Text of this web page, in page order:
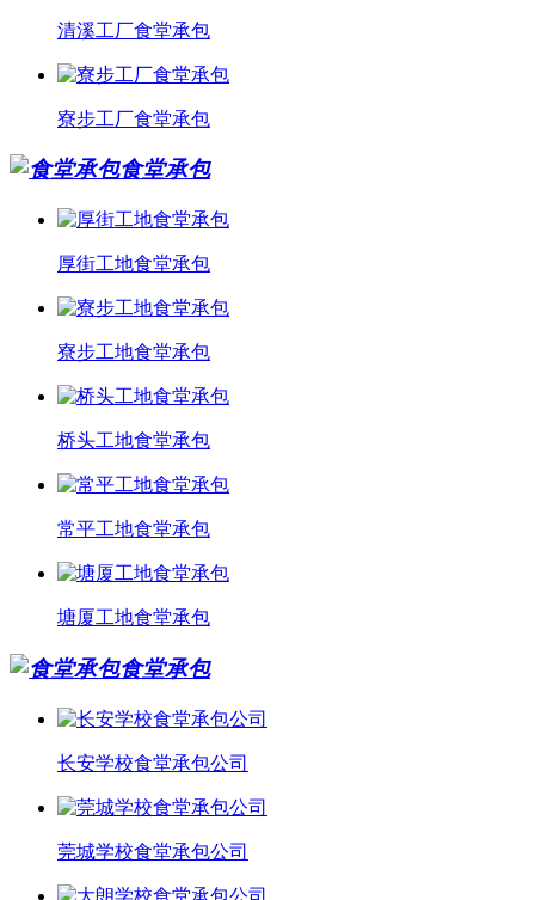
清溪工厂食堂承包
寮步工厂食堂承包
食堂承包
厚街工地食堂承包
寮步工地食堂承包
桥头工地食堂承包
常平工地食堂承包
塘厦工地食堂承包
食堂承包
长安学校食堂承包公司
莞城学校食堂承包公司